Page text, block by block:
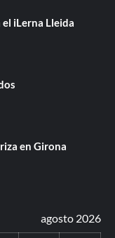
iLerna Lleida
en Girona
agosto 2026